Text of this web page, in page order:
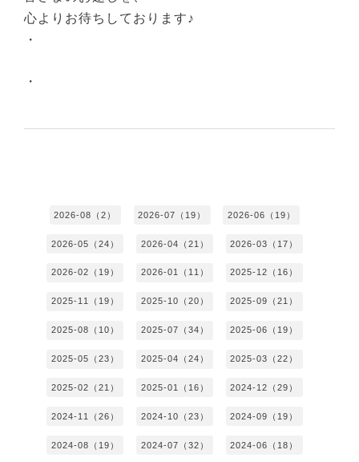
心よりお待ちしております♪
・
・
2026-08（2） 2026-07（19） 2026-06（19）
2026-05（24） 2026-04（21） 2026-03（17）
2026-02（19） 2026-01（11） 2025-12（16）
2025-11（19） 2025-10（20） 2025-09（21）
2025-08（10） 2025-07（34） 2025-06（19）
2025-05（23） 2025-04（24） 2025-03（22）
2025-02（21） 2025-01（16） 2024-12（29）
2024-11（26） 2024-10（23） 2024-09（19）
2024-08（19） 2024-07（32） 2024-06（18）